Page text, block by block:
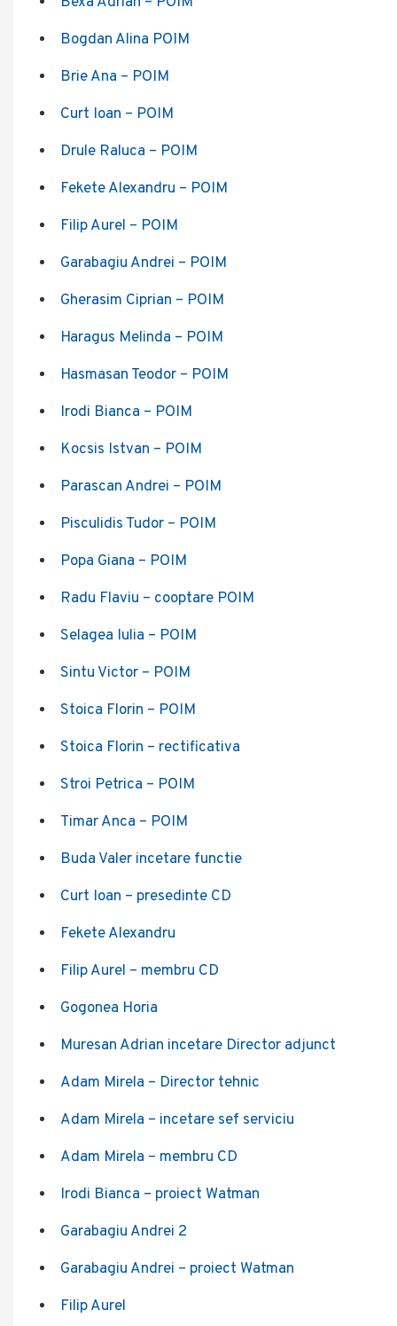
Bogdan Alina POIM
Brie Ana – POIM
Curt Ioan – POIM
Drule Raluca – POIM
Fekete Alexandru – POIM
Filip Aurel – POIM
Garabagiu Andrei – POIM
Gherasim Ciprian – POIM
Haragus Melinda – POIM
Hasmasan Teodor – POIM
Irodi Bianca – POIM
Kocsis Istvan – POIM
Parascan Andrei – POIM
Pisculidis Tudor – POIM
Popa Giana – POIM
Radu Flaviu – cooptare POIM
Selagea Iulia – POIM
Sintu Victor – POIM
Stoica Florin – POIM
Stoica Florin – rectificativa
Stroi Petrica – POIM
Timar Anca – POIM
Buda Valer incetare functie
Curt Ioan – presedinte CD
Fekete Alexandru
Filip Aurel – membru CD
Gogonea Horia
Muresan Adrian incetare Director adjunct
Adam Mirela – Director tehnic
Adam Mirela – incetare sef serviciu
Adam Mirela – membru CD
Irodi Bianca – proiect Watman
Garabagiu Andrei 2
Garabagiu Andrei – proiect Watman
Filip Aurel